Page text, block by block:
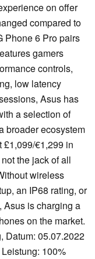
on offer
compared to
Phone 6 Pro pairs
gamers
controls,
low latency
Asus has
a selection of
broader ecosystem
£1,099/€1,299 in
the jack of all
wireless
an IP68 rating, or
Asus is charging a
on the market.
Datum: 05.07.2022
100%